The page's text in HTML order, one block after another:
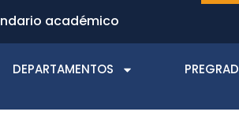
académico
DEPARTAMENTOS